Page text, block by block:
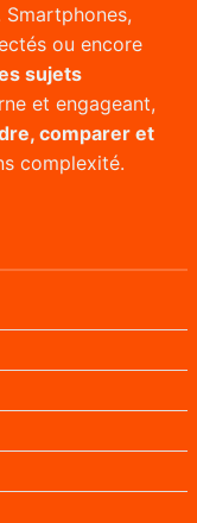
ou encore
sujets
et engageant,
comparer et
complexité.